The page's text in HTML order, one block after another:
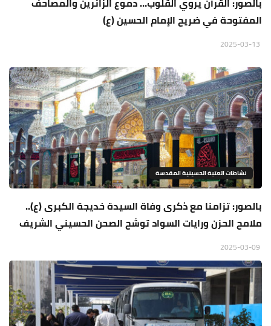
المفتوحة في ضريح الإمام الحسين (ع)
نشاطات العتبة الحسينية المقدسة
بالصور: تزامنا مع ذكرى وفاة السيدة خديجة الكبرى (ع)..
ملامح الحزن ورايات السواد توشح الصحن الحسيني الشريف